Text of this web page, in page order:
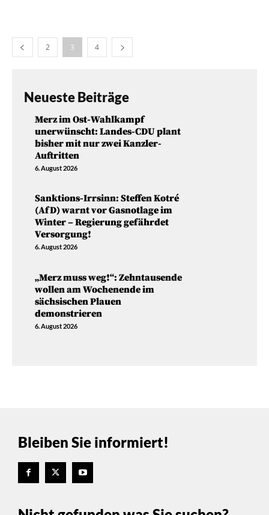
2 3 4
Neueste Beiträge
Merz im Ost-Wahlkampf
unerwünscht: Landes-CDU plant
bisher mit nur zwei Kanzler-
Auftritten
6. August 2026
Sanktions-Irrsinn: Steffen Kotré
(AfD) warnt vor Gasnotlage im
Winter – Regierung gefährdet
Versorgung!
6. August 2026
„Merz muss weg!“: Zehntausende
wollen am Wochenende im
sächsischen Plauen
demonstrieren
6. August 2026
Bleiben Sie informiert!